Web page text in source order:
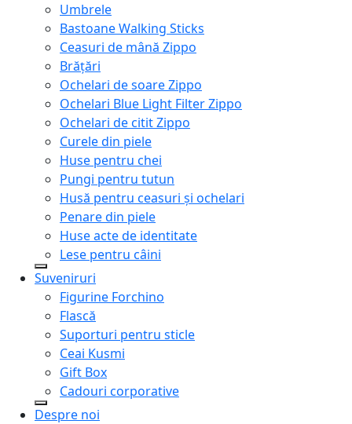
Umbrele
Bastoane Walking Sticks
Ceasuri de mână Zippo
Brățări
Ochelari de soare Zippo
Ochelari Blue Light Filter Zippo
Ochelari de citit Zippo
Curele din piele
Huse pentru chei
Pungi pentru tutun
Husă pentru ceasuri și ochelari
Penare din piele
Huse acte de identitate
Lese pentru câini
Suveniruri
Figurine Forchino
Flască
Suporturi pentru sticle
Ceai Kusmi
Gift Box
Cadouri corporative
Despre noi